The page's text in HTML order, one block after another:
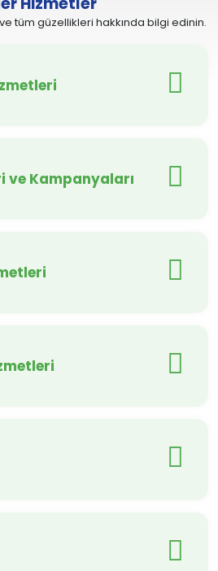
tüm güzellikleri hakkında bilgi edinin.
ve Kampanyaları